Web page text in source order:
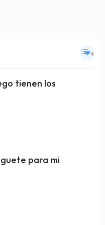
tienen los
para mi